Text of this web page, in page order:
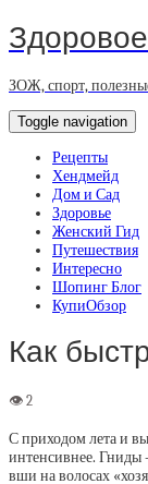
ЗОЖ, спорт,
Toggle navigation
Рецепты
Хендмейд
Дом и Сад
Здоровье
Женский Гид
Путешествия
Интересно
Шопинг Блог
КупиОбзор
Как
С приходом лета и
интенсивнее. Гниды
вши на волосах